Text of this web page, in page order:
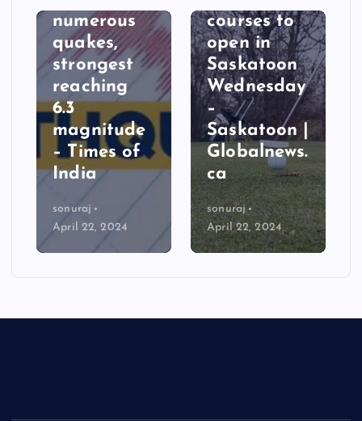
numerous
quakes,
strongest
reaching
6.3
magnitude
– Times of
India
sonuraj
April 22, 2024
courses to
open in
Saskatoon
Wednesday
–
Saskatoon |
Globalnews.
ca
sonuraj
April 22, 2024